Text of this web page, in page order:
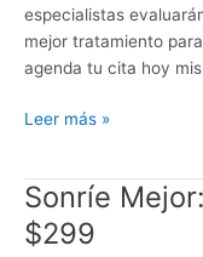
especialistas
mejor tratamiento
agenda tu cita hoy
Leer más »
Sonríe
$299
Sonríe
Mejor:
Limpieza